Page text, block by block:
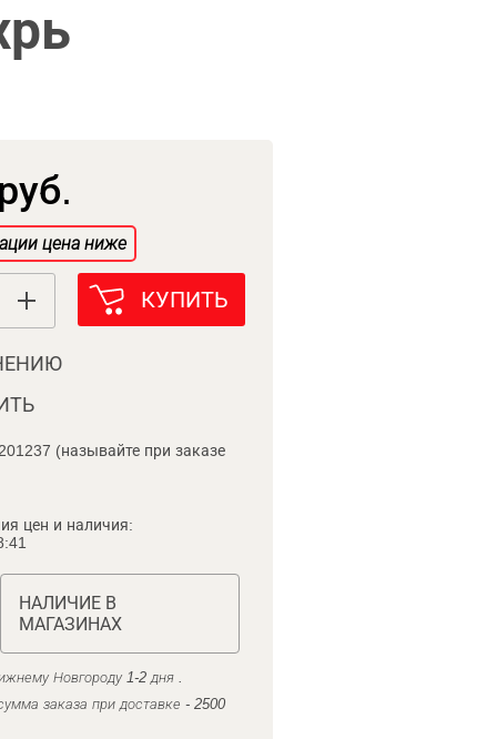
цена ниже
КУПИТЬ
(называйте при заказе
цен и наличия:
НАЛИЧИЕ В
МАГАЗИНАХ
Новгороду 1-2 дня .
заказа при доставке - 2500